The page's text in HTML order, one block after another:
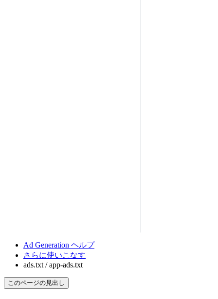
Ad Generation ヘルプ
さらに使いこなす
ads.txt / app-ads.txt
このページの見出し